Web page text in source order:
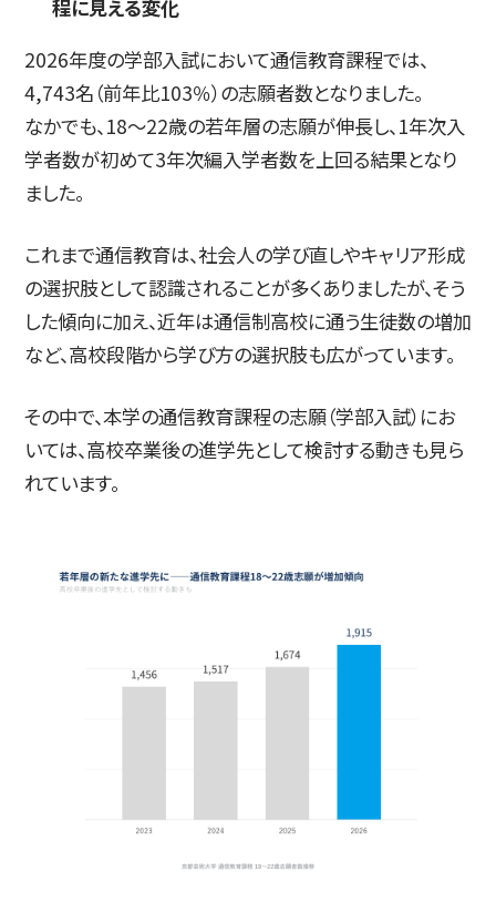
程に見える変化
2026年度の学部入試において通信教育課程では、
4,743名（前年比103％）の志願者数となりました。
なかでも、18〜22歳の若年層の志願が伸長し、1年次入
学者数が初めて3年次編入学者数を上回る結果となり
ました。
これまで通信教育は、社会人の学び直しやキャリア形成
の選択肢として認識されることが多くありましたが、そう
した傾向に加え、近年は通信制高校に通う生徒数の増加
など、高校段階から学び方の選択肢も広がっています。
その中で、本学の通信教育課程の志願（学部入試）にお
いては、高校卒業後の進学先として検討する動きも見ら
れています。